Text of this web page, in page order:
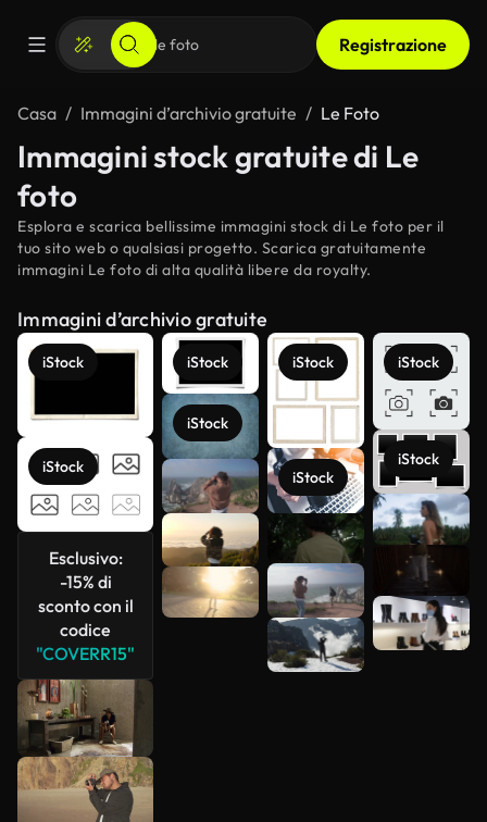
Registrazione
Casa Immagini d’archivio gratuite Le Foto
Immagini stock gratuite di Le
foto
Esplora e scarica bellissime immagini stock di Le foto per il
tuo sito web o qualsiasi progetto. Scarica gratuitamente
immagini Le foto di alta qualità libere da royalty.
Immagini d’archivio gratuite
iStock
iStock
Esclusivo:
-15% di
sconto con il
codice
"COVERR15"
iStock
iStock
iStock
iStock
iStock
iStock
Scopri di
più